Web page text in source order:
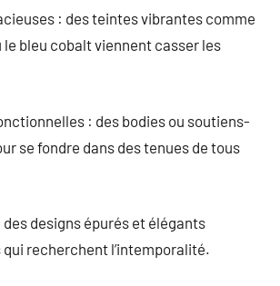
: des teintes vibrantes comme
le bleu cobalt viennent casser les
: des bodies ou soutiens-
se fondre dans des tenues de tous
designs épurés et élégants
recherchent l’intemporalité.